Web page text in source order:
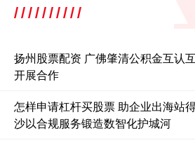
扬州股票配资 广佛肇清公积金互认
开展合作
怎样申请杠杆买股票 助企业出海站
沙以合规服务锻造数智化护城河